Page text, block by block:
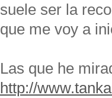
suele ser la
que me voy a
Las que he
http://